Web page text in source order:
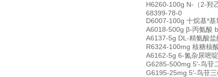
H6260-100g N-（2-羟
68399-78-0
D6007-100g 十烷基*
A6018-500g β-丙氨酸
A6137-5g DL-精氨酸
R6324-100mg 核糖核
A6162-5g 6-氮杂尿嘧
G6285-500mg 5'-鸟苷
G6195-25mg 5'-鸟苷